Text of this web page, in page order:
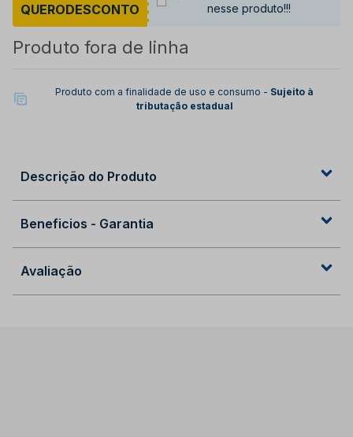
QUERODESCONTO
nesse produto!!!
Produto fora de linha
Produto com a finalidade de uso e consumo - Sujeito à
tributação estadual
Descrição do Produto
Beneficios - Garantia
Avaliação